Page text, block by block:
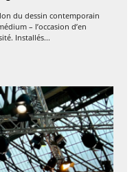
du dessin contemporain
– l’occasion d’en
Installés...